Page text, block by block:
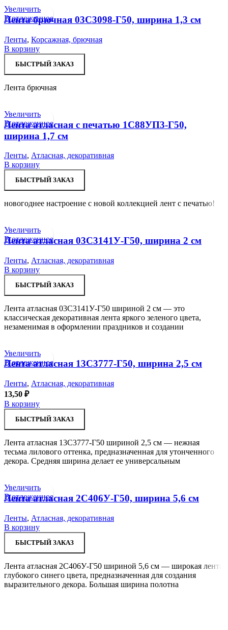
Увеличить
В отложенное
Лента брючная 03С3098-Г50, ширина 1,3 см
Ленты, Корсажная, брючная
В корзину
БЫСТРЫЙ ЗАКАЗ
Лента брючная
Увеличить
В отложенное
Лента атласная с печатью 1С88УП3-Г50,
ширина 1,7 см
Ленты, Атласная, декоративная
В корзину
БЫСТРЫЙ ЗАКАЗ
новогоднее настроение с новой коллекцией лент с печатью!
Увеличить
В отложенное
Лента атласная 03С3141У-Г50, ширина 2 см
Ленты, Атласная, декоративная
В корзину
БЫСТРЫЙ ЗАКАЗ
Лента атласная 03С3141У-Г50 шириной 2 см — это
классическая декоративная лента яркого зеленого цвета,
незаменимая в оформлении праздников и создании
Увеличить
В отложенное
Лента атласная 13С3777-Г50, ширина 2,5 см
Ленты, Атласная, декоративная
13,50 ₽
В корзину
БЫСТРЫЙ ЗАКАЗ
Лента атласная 13С3777-Г50 шириной 2,5 см — нежная
тесьма лилового оттенка, предназначенная для утонченного
декора. Средняя ширина делает ее универсальным
Увеличить
В отложенное
Лента атласная 2С406У-Г50, ширина 5,6 см
Ленты, Атласная, декоративная
В корзину
БЫСТРЫЙ ЗАКАЗ
Лента атласная 2С406У-Г50 шириной 5,6 см — широкая лента
глубокого синего цвета, предназначенная для создания
выразительного декора. Большая ширина полотна